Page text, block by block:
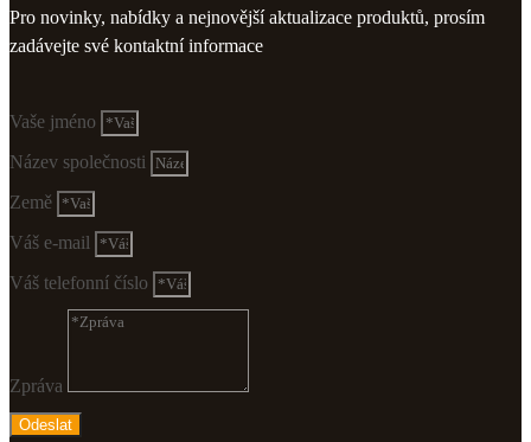
Pro novinky, nabídky a nejnovější aktualizace produktů, prosím
zadávejte své kontaktní informace
Vaše jméno
Název společnosti
Země
Váš e-mail
Váš telefonní číslo
Zpráva
Odeslat